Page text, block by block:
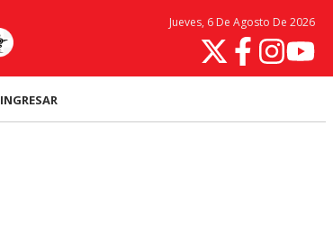
Jueves, 6 De Agosto De 2026
INGRESAR